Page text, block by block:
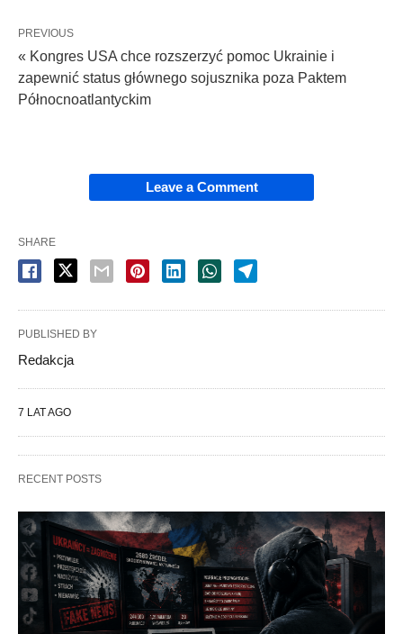
PREVIOUS
« Kongres USA chce rozszerzyć pomoc Ukrainie i
zapewnić status głównego sojusznika poza Paktem
Północnoatlantyckim
Leave a Comment
SHARE
PUBLISHED BY
Redakcja
7 LAT AGO
RECENT POSTS